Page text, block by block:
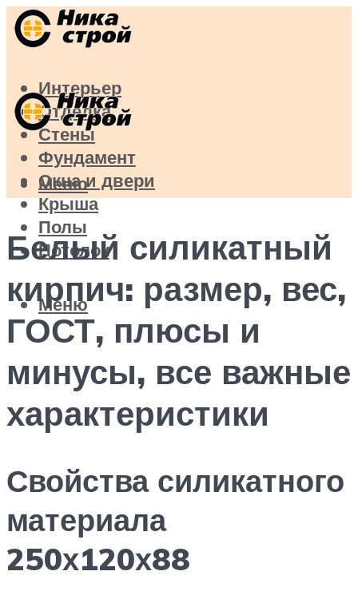
Интерьер
Отделка
Стены
Фундамент
Окна и двери
Крыша
Полы
Потолок
Меню
Меню
Белый силикатный
кирпич: размер, вес,
ГОСТ, плюсы и
минусы, все важные
характеристики
Свойства силикатного
материала
250х120х88